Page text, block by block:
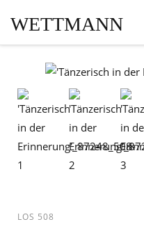
WETTMANN
LOS 508